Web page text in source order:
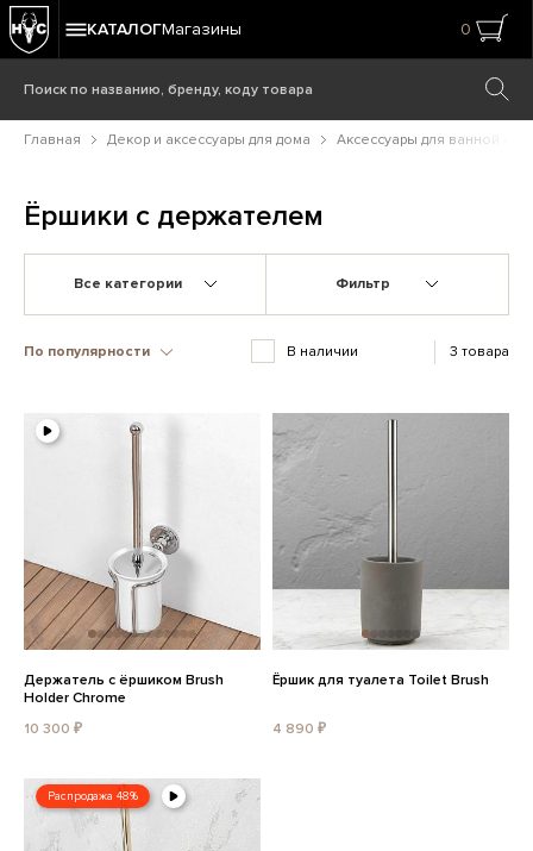
КАТАЛОГМагазины 0
Главная Декор и аксессуары для дома Аксессуары для ванной
Ёршики с держателем
Все категории Фильтр
По популярности В наличии 3 товара
Держатель с ёршиком Brush
Holder Chrome
10 300 ₽
Ёршик для туалета Toilet Brush
4 890 ₽
Распродажа 48%